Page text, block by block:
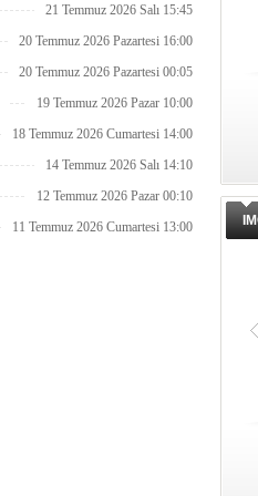
21 Temmuz 2026 Salı 15:45
20 Temmuz 2026 Pazartesi 16:00
20 Temmuz 2026 Pazartesi 00:05
19 Temmuz 2026 Pazar 10:00
18 Temmuz 2026 Cumartesi 14:00
14 Temmuz 2026 Salı 14:10
12 Temmuz 2026 Pazar 00:10
11 Temmuz 2026 Cumartesi 13:00